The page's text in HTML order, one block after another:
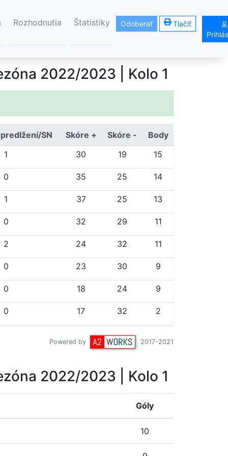
Rozhodnutia Štatistiky Odoberať
Tlačiť
2022/2023 | Kolo 1
SN Skóre + Skóre -
Body
1 30 19 15
0 35 25 14
1 37 25 13
0 32 29 11
2 24 32 11
0 23 30 9
0 18 24 9
0 17 32 2
Powered by 2017-2021
2022/2023 | Kolo 1
Góly
10